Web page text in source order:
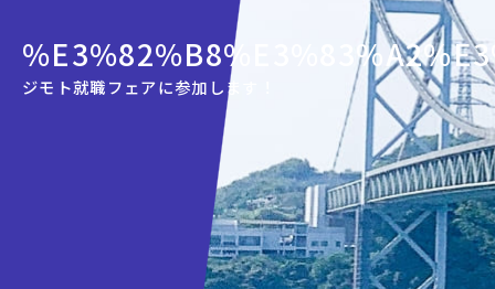
ジモト就職フェアに参加します！